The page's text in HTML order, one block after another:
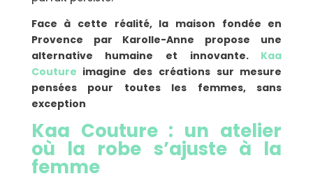
Face à cette réalité, la maison fondée en
Provence par Karolle-Anne propose une
alternative humaine et innovante. Kaa
Couture imagine des créations sur mesure
pensées pour toutes les femmes, sans
exception
Kaa Couture : un atelier
où la robe s’ajuste à la
femme